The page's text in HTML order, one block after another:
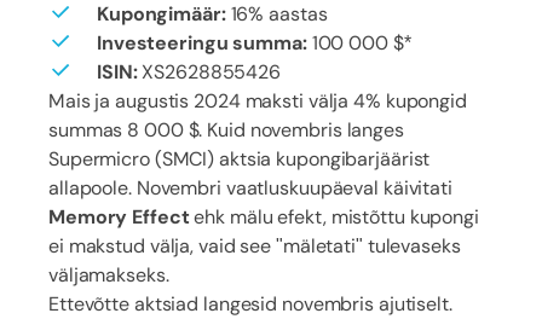
Kupongimäär:16% aastas
Investeeringu summa:100 000 $*
ISIN:XS2628855426
Mais ja augustis 2024 maksti välja 4% kupongid
summas 8 000 $. Kuid novembris langes
Supermicro (SMCI) aktsia kupongibarjäärist
allapoole. Novembri vaatluskuupäeval käivitati
Memory Effectehk mälu efekt, mistõttu kupongi
ei makstud välja, vaid see "mäletati" tulevaseks
väljamakseks.
Ettevõtte aktsiad langesid novembris ajutiselt.